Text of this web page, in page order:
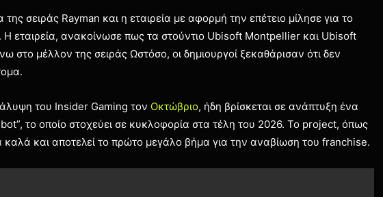
σειράς Rayman και η εταιρεία με αφορμή την επέτειο μίλησε για το
εταιρεία, ανακοίνωσε πως τα στούντιο Ubisoft Montpellier και Ubisoft
στο μέλλον της σειράς Ωστόσο, οι δημιουργοί ξεκαθάρισαν ότι δεν
του Insider Gaming τον Οκτώβριο, ήδη βρίσκεται σε ανάπτυξη ένα
το οποίο στοχεύει σε κυκλοφορία στα τέλη του 2026. Το project, όπως
καλά και αποτελεί το πρώτο μεγάλο βήμα για την αναβίωση του franchise.